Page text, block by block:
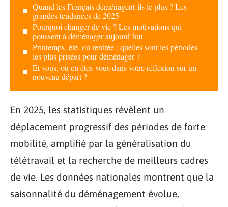
Quand les Français déménagent-ils le plus ? Les
grandes tendances de 2025
Pourquoi changer de vie ? Les motivations qui
poussent à déménager aujourd’hui
Printemps, été, ou rentrée : quelles sont les périodes
les plus prisées pour déménager ?
Et vous, où en êtes-vous dans votre réflexion sur un
nouveau départ ?
En 2025, les statistiques révèlent un
déplacement progressif des périodes de forte
mobilité, amplifié par la généralisation du
télétravail et la recherche de meilleurs cadres
de vie. Les données nationales montrent que la
saisonnalité du déménagement évolue,